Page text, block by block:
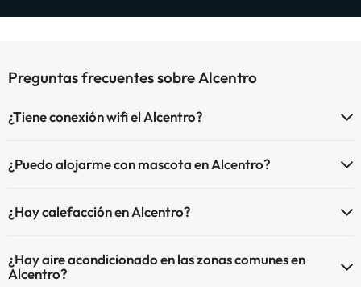
Preguntas frecuentes sobre Alcentro
¿Tiene conexión wifi el Alcentro?
¿Puedo alojarme con mascota en Alcentro?
¿Hay calefacción en Alcentro?
¿Hay aire acondicionado en las zonas comunes en
Alcentro?